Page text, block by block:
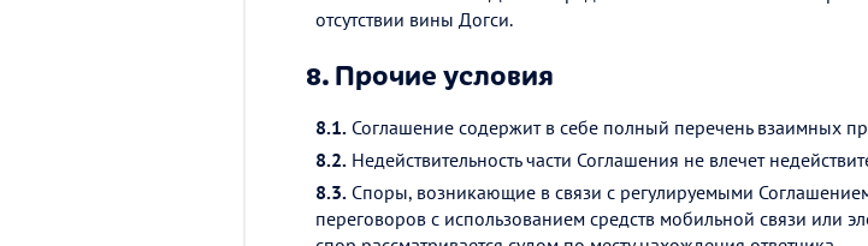
отсутствии вины Догси.
8.Прочие условия
8.1. Соглашение содержит в себе полный перечень взаимных
8.2. Недействительность части Соглашения не влечет
8.3. Споры, возникающие в связи с регулируемыми
переговоров с использованием средств мобильной связи или